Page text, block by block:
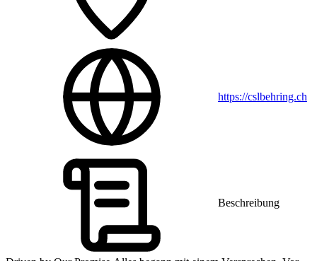
https://cslbehring.ch
Beschreibung